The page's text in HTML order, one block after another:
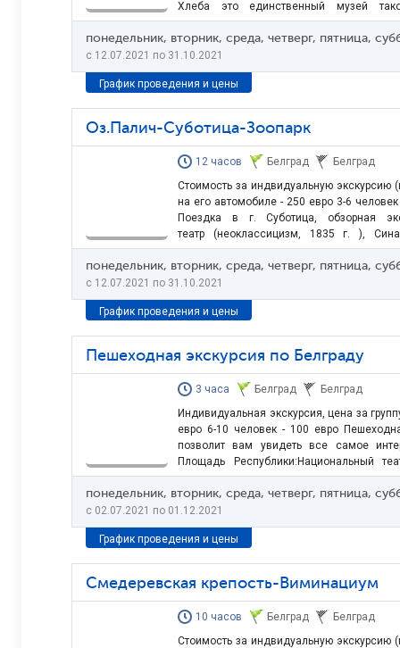
График проведения и цены
Хлеба это единственный музей
этнографических экспонатов (орудия
обрядовых хлебов), собранных по
сербским художником Слободаном…
понедельник, вторник, среда, четверг, пятница,
c 12.07.2021 по 31.10.2021
График проведения и цены
Оз.Палич-Суботица-Зоопарк
12 часов Белград
Белград
Стоимость за индвидуальную экскурсию
на его автомобиле - 250 евро 3-6
Поездка в г. Cуботица, обзорная
театр (неоклассицизм, 1835 г. ),
сецессия, 1910 г.), дворец Райхла
экскурсии на озеро Палич,
посещение зоопарка. Архитектура…
понедельник, вторник, среда, четверг, пятница,
c 12.07.2021 по 31.10.2021
График проведения и цены
Пешеходная экскурсия по Белграду
3 часа Белград
Белград
Индивидуальная экскурсия, цена за
евро 6-10 человек - 100 евро
позволит вам увидеть все самое
Площадь Республики:Национальный
князю Михаилу Улица князя Михаила
Дворец княгини Любицы Кафе «?» (самый
Калемегдан, заложенная…
понедельник, вторник, среда, четверг, пятница,
c 02.07.2021 по 01.12.2021
Смедеревская крепость-Виминациум
10 часов Белград
Белград
Стоимость за индвидуальную экскурсию